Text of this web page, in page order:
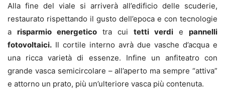
Alla fine del viale si arriverà all’edificio delle scuderie,
restaurato rispettando il gusto dell’epoca e con tecnologie
a risparmio energetico tra cui tetti verdi e pannelli
fotovoltaici. Il cortile interno avrà due vasche d’acqua e
una ricca varietà di essenze. Infine un anfiteatro con
grande vasca semicircolare – all’aperto ma sempre “attiva”
e attorno un prato, più un’ulteriore vasca più contenuta.